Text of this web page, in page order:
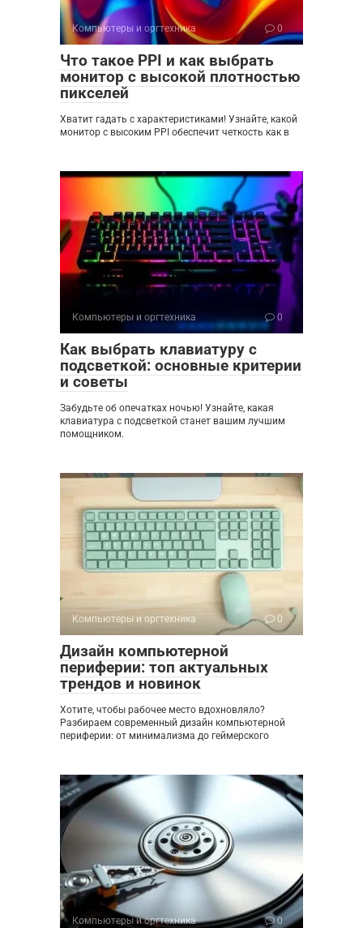
Компьютеры и оргтехника 0
Что такое PPI и как выбрать
монитор с высокой плотностью
пикселей
Хватит гадать с характеристиками! Узнайте, какой
монитор с высоким PPI обеспечит четкость как в
Компьютеры и оргтехника 0
Как выбрать клавиатуру с
подсветкой: основные критерии
и советы
Забудьте об опечатках ночью! Узнайте, какая
клавиатура с подсветкой станет вашим лучшим
помощником.
Компьютеры и оргтехника 0
Дизайн компьютерной
периферии: топ актуальных
трендов и новинок
Хотите, чтобы рабочее место вдохновляло?
Разбираем современный дизайн компьютерной
периферии: от минимализма до геймерского
Компьютеры и оргтехника 0